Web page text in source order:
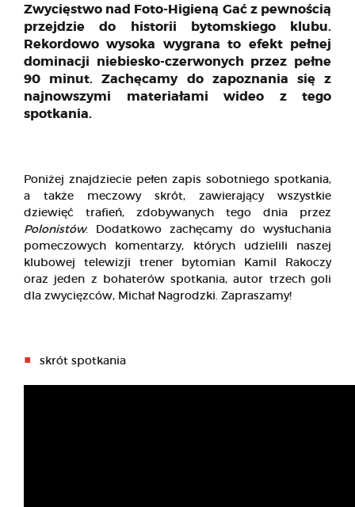
Zwycięstwo nad Foto-Higieną Gać z pewnością
przejdzie do historii bytomskiego klubu.
Rekordowo wysoka wygrana to efekt pełnej
dominacji niebiesko-czerwonych przez pełne
90 minut. Zachęcamy do zapoznania się z
najnowszymi materiałami wideo z tego
spotkania.
Poniżej znajdziecie pełen zapis sobotniego spotkania,
a także meczowy skrót, zawierający wszystkie
dziewięć trafień, zdobywanych tego dnia przez
Polonistów. Dodatkowo zachęcamy do wysłuchania
pomeczowych komentarzy, których udzielili naszej
klubowej telewizji trener bytomian Kamil Rakoczy
oraz jeden z bohaterów spotkania, autor trzech goli
dla zwycięzców, Michał Nagrodzki. Zapraszamy!
skrót spotkania